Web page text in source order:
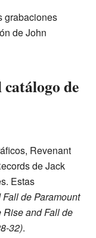
grabaciones
de John
catálogo de
Revenant
de Jack
Estas
de Paramount
Rise and Fall de
32).